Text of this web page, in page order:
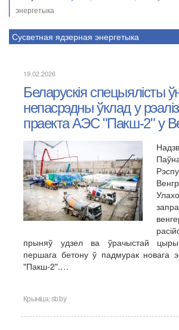
энергетыка
Сусветная ядзерная энергетыка
19.02.2026
Беларускія спецыялісты
непасрэдны ўклад у
праекта АЭС "Пакш-2" у
прыняў удзел ва ўрачыстай
першага бетону ў падмурак новага
"Пакш-2".…
Крыніца:sb.by